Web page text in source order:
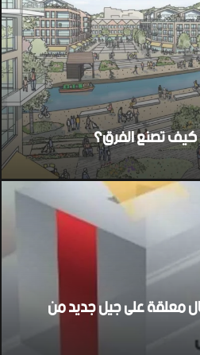
كيف تصنع الفرق؟
معلقة على جيل جديد من